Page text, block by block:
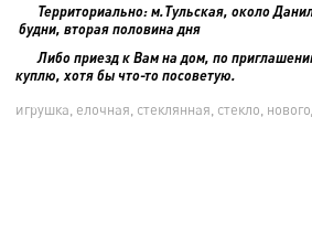
Территориально: м.Тульская, около
будни, вторая половина дня
Либо приезд к Вам на дом, по
куплю, хотя бы что-то посоветую.
игрушка, елочная, стеклянная, стекло,